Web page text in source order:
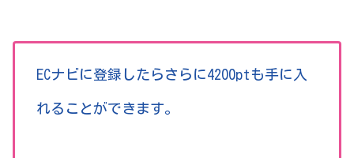
ECナビに登録したらさらに4200ptも手に入
れることができます。